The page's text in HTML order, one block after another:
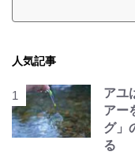
人気記事
アユ
アー
グ」
る